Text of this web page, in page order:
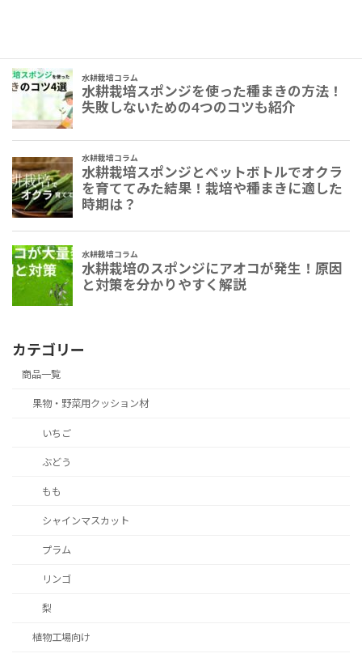
カテゴリー
商品一覧
果物・野菜用クッション材
いちご
ぶどう
もも
シャインマスカット
プラム
リンゴ
梨
植物工場向け